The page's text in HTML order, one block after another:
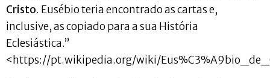
Cristo. Eusébio teria encontrado as cartas e,
inclusive, as copiado para a sua História
Eclesiástica.”
<https://pt.wikipedia.org/wiki/